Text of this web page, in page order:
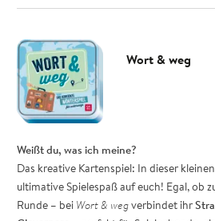
nächsten Urlaub
Handgepäck oder Rucksack
50 ungewöhnliche, spannende und
Herausforderungen, die für
Reise-Erlebnisse sorgen
Für Solo-Traveller und
Bereit für ein Abenteuer? Mache deinen
ganz besonderen Erlebnis, denn:Die
unbezahlbar!
Wort & weg
Weißt du, was ich meine?
Das kreative Kartenspiel: In dieser
ultimative Spielespaß auf euch! Egal, ob
Runde – bei Wort & wegverbindet ihr